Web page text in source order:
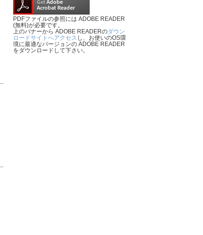
PDFファイルの参照には ADOBE READER
(無料)が必要です。
上のバナーから ADOBE READERのダウン
ロードサイトへアクセス し、お使いのOS環
境に最適なバージョンの ADOBE READER
をダウンロードして下さい。